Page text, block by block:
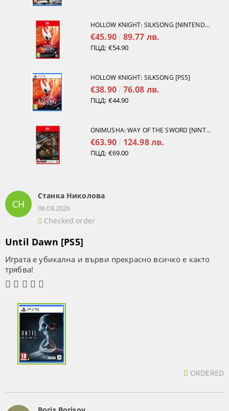
HOLLOW KNIGHT: SILKSONG [NINTENDO SWITCH 2]
€45.90 89.77 лв.
ПЦД: €54.90
HOLLOW KNIGHT: SILKSONG [PS5]
€38.90 76.08 лв.
ПЦД: €44.90
ONIMUSHA: WAY OF THE SWORD [NINTENDO SWITCH 2]
€63.90 124.98 лв.
ПЦД: €69.00
СН
Станка Николова
06.08.2026
Checked order
Until Dawn [PS5]
Играта е убикална и върви прекрасно всичко е както
трябва!
ORDERED